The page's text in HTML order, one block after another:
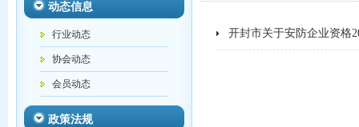
动态信息
行业动态
协会动态
会员动态
政策法规
开封市关于安防企业资格